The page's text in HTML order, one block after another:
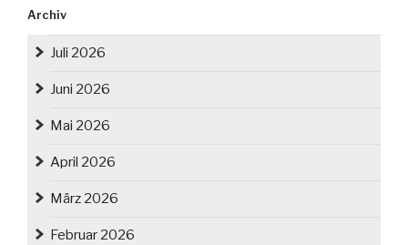
Archiv
Juli 2026
Juni 2026
Mai 2026
April 2026
März 2026
Februar 2026